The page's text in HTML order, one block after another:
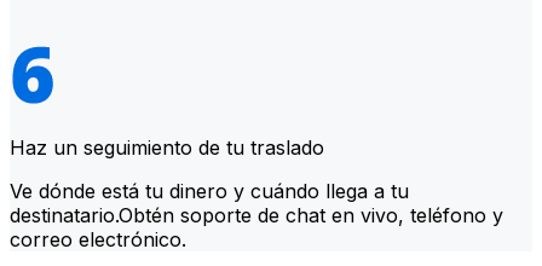
Haz un seguimiento de tu traslado
Ve dónde está tu dinero y cuándo llega a tu
destinatario.Obtén soporte de chat en vivo, teléfono y
correo electrónico.